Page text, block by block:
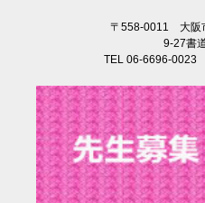
〒558-0011 大阪
9-27書
TEL 06-6696-0023